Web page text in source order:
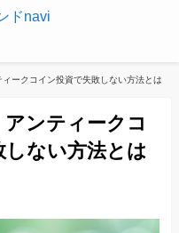
ィークコイン投資で失敗しない方法とは
アンティークコ
しない方法とは